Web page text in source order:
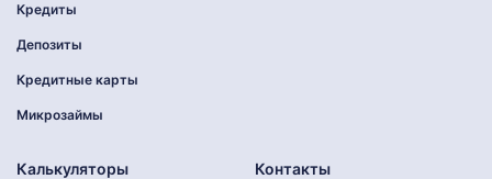
Кредиты
Депозиты
Кредитные карты
Микрозаймы
Калькуляторы Контакты